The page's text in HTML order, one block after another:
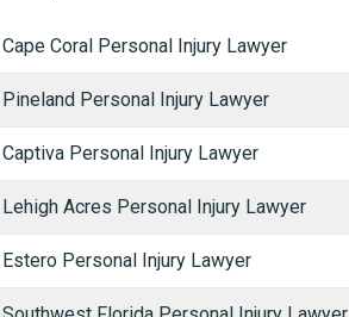
Cape Coral Personal Injury Lawyer
Pineland Personal Injury Lawyer
Captiva Personal Injury Lawyer
Lehigh Acres Personal Injury Lawyer
Estero Personal Injury Lawyer